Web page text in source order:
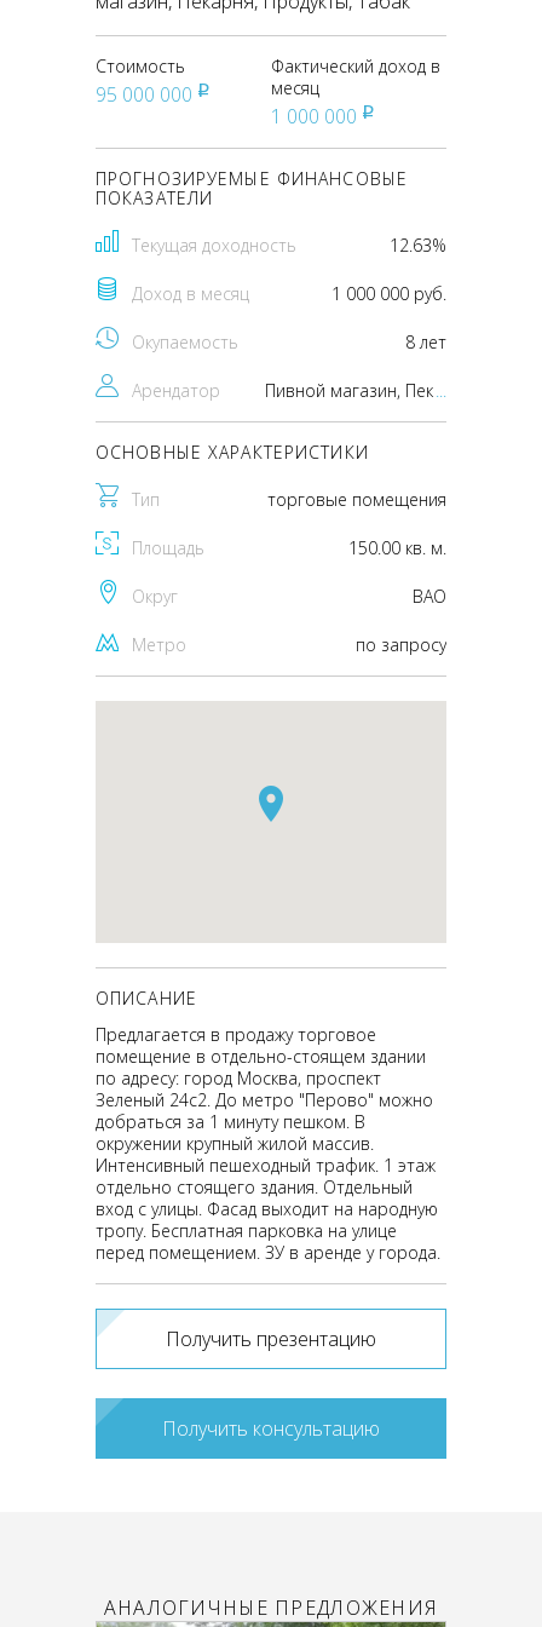
Стоимость
95 000 000 pуб
Фактический доход в
месяц
1 000 000 pуб
ПРОГНОЗИРУЕМЫЕ ФИНАНСОВЫЕ
ПОКАЗАТЕЛИ
Текущая доходность 12.63%
Доход в месяц 1 000 000 руб.
Окупаемость 8 лет
Арендатор Пивной магазин, Пекарня, Продукты, Табак
...
ОСНОВНЫЕ ХАРАКТЕРИСТИКИ
Тип торговые помещения
Площадь 150.00 кв. м.
Округ ВАО
Метро по запросу
ОПИСАНИЕ
Предлагается в продажу торговое
помещение в отдельно-стоящем здании
по адресу: город Москва, проспект
Зеленый 24с2. До метро "Перово" можно
добраться за 1 минуту пешком. В
окружении крупный жилой массив.
Интенсивный пешеходный трафик. 1 этаж
отдельно стоящего здания. Отдельный
вход с улицы. Фасад выходит на народную
тропу. Бесплатная парковка на улице
перед помещением. ЗУ в аренде у города.
Получить презентацию
Получить консультацию
АНАЛОГИЧНЫЕ ПРЕДЛОЖЕНИЯ